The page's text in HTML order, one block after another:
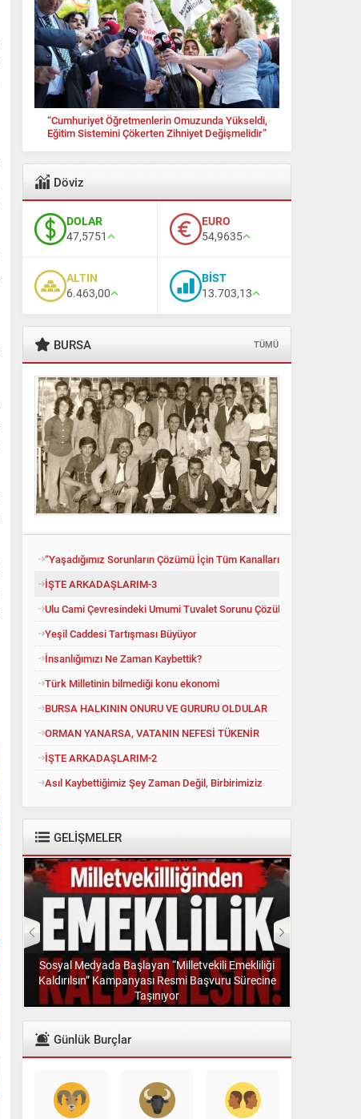
Ali Babacan’dan Yeni İttifak Hamlesi
“Cumhuriyet Öğretmenlerin Omuzunda Yükseldi,
Eğitim Sistemini Çökerten Zihniyet Değişmelidir”
Döviz
DOLAR
47,5751
EURO
54,9635
ALTIN
6.463,00
BİST
13.703,13
BURSA TÜMÜ
“Yaşadığımız Sorunların Çözümü İçin Tüm Kanalları Denedik”
İŞTE ARKADAŞLARIM-3
Ulu Cami Çevresindeki Umumi Tuvalet Sorunu Çözüldü
Yeşil Caddesi Tartışması Büyüyor
İnsanlığımızı Ne Zaman Kaybettik?
Türk Milletinin bilmediği konu ekonomi
BURSA HALKININ ONURU VE GURURU OLDULAR
ORMAN YANARSA, VATANIN NEFESİ TÜKENİR
İŞTE ARKADAŞLARIM-2
Asıl Kaybettiğimiz Şey Zaman Değil, Birbirimiziz
GELİŞMELER
Sosyal Medyada Başlayan “Milletvekili Emekliliği
Kaldırılsın” Kampanyası Resmi Başvuru Sürecine
Taşınıyor
Günlük Burçlar